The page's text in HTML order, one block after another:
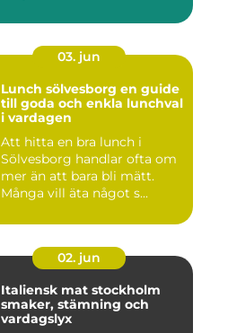
03. jun
Lunch sölvesborg en guide
till goda och enkla lunchval
i vardagen
Att hitta en bra lunch i
Sölvesborg handlar ofta om
mer än att bara bli mätt.
Många vill äta något s...
02. jun
Italiensk mat stockholm
smaker, stämning och
vardagslyx